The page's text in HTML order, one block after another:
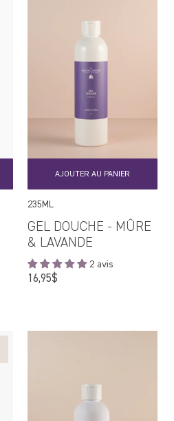
AJOUTER AU PANIER
235ML
GEL DOUCHE - MÛRE
& LAVANDE
2 avis
16,95$Prix